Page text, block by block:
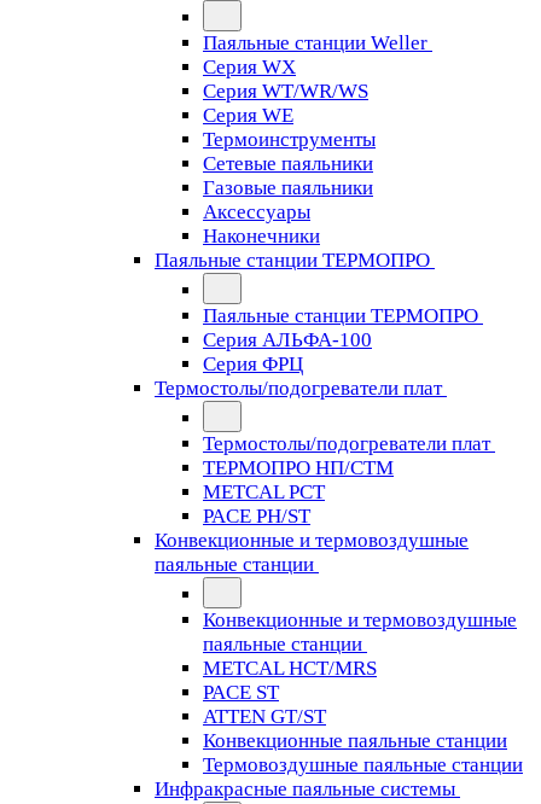
Паяльные станции Weller
Серия WX
Серия WT/WR/WS
Серия WE
Термоинструменты
Сетевые паяльники
Газовые паяльники
Аксессуары
Наконечники
Паяльные станции ТЕРМОПРО
Паяльные станции ТЕРМОПРО
Серия АЛЬФА-100
Серия ФРЦ
Термостолы/подогреватели плат
Термостолы/подогреватели плат
ТЕРМОПРО НП/СТМ
METCAL PCT
PACE PH/ST
Конвекционные и термовоздушные
паяльные станции
Конвекционные и термовоздушные
паяльные станции
METCAL HCT/MRS
PACE ST
ATTEN GT/ST
Конвекционные паяльные станции
Термовоздушные паяльные станции
Инфракрасные паяльные системы